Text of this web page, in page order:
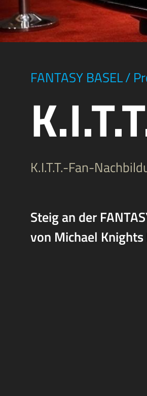
FANTASY BASEL/
K.I.T.T.-Fan-
Steig an der
von Michael Knights